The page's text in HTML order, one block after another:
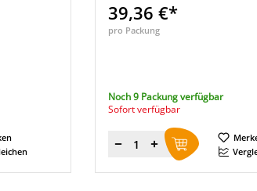
39,36 €*
pro Packung
Noch 9 Packung verfügbar
Sofort verfügbar
Menge